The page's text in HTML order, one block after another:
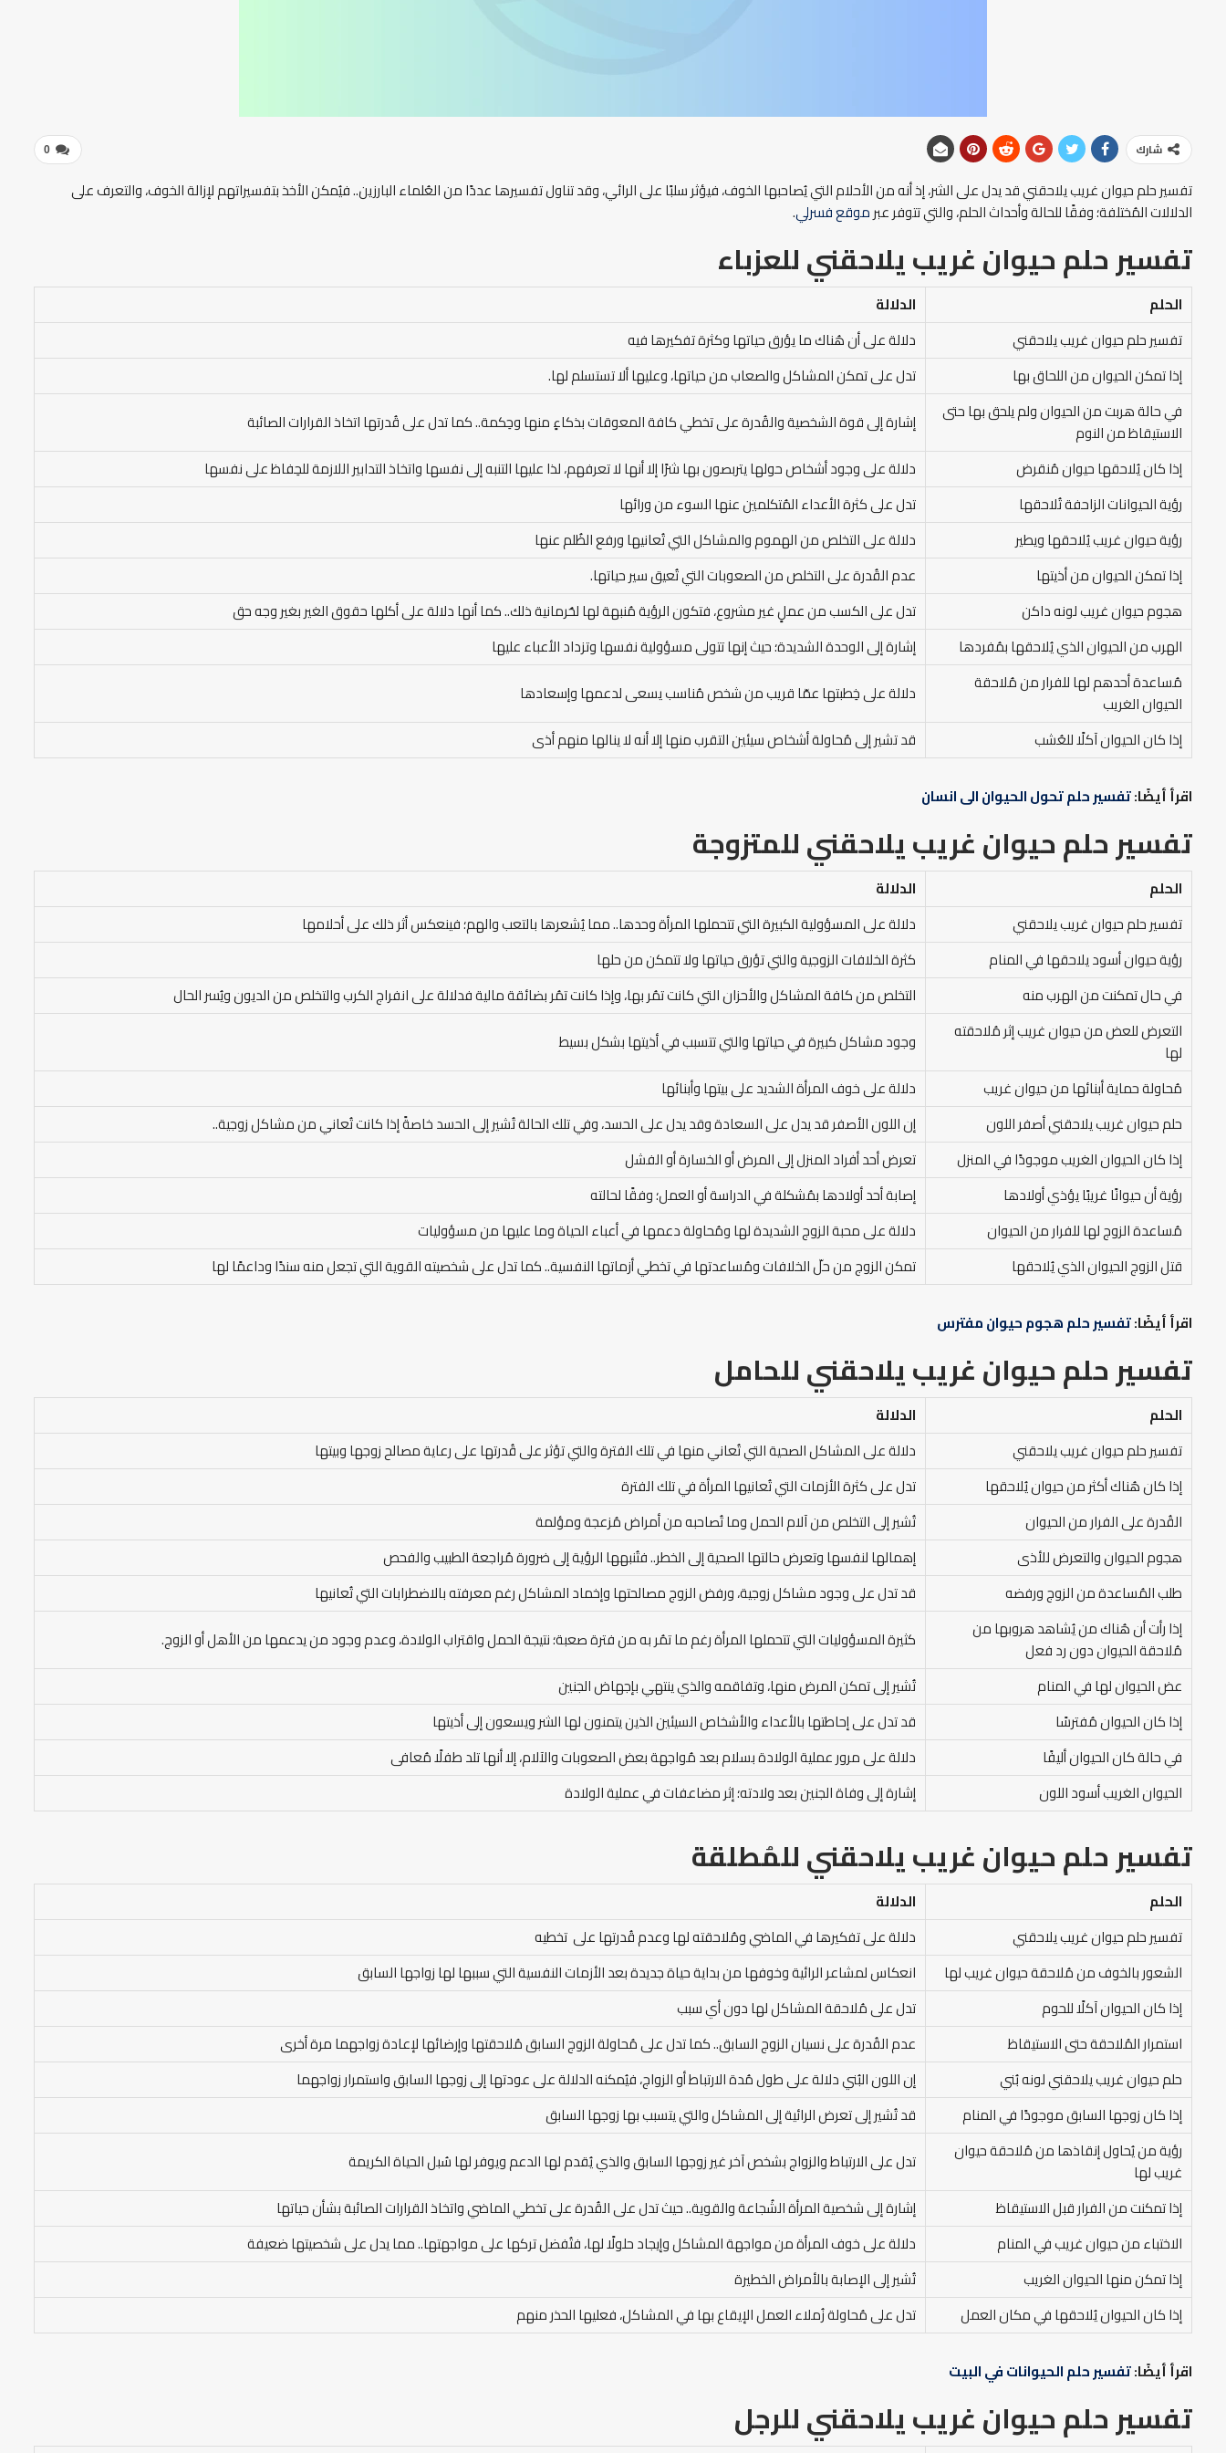
0 شارك
تفسير حلم حيوان غريب يلاحقني قد يدل على الشر، إذ أنه من الأحلام التي يُصاحبها الخوف، فيؤثر سلبًا على الرائي، وقد تناول تفسيرها عددًا من العُلماء البارزين.. فيُمكن الأخذ بتفسيراتهم لإزالة الخوف، والتعرف على
الدلالات المُختلفة؛ وفقًا للحالة وأحداث الحلم، والتي تتوفر عبرموقع فسرلي.
تفسير حلم حيوان غريب يلاحقني للعزباء
الحلم
الدلالة
تفسير حلم حيوان غريب يلاحقني
دلالة على أن هُناك ما يؤرق حياتها وكثرة تفكيرها فيه
إذا تمكن الحيوان من اللحاق بها
تدل على تمكن المشاكل والصعاب من حياتها، وعليها ألا تستسلم لها.
في حالة هربت من الحيوان ولم يلحق بها حتى
الاستيقاظ من النوم
إشارة إلى قوة الشخصية والقُدرة على تخطي كافة المعوقات بذكاءٍ منها وحِكمة.. كما تدل على قُدرتها اتخاذ القرارات الصائبة
إذا كان يُلاحقها حيوان مُنقرض
دلالة على وجود أشخاص حولها يتربصون بها شرًا إلا أنها لا تعرفهم، لذا عليها التنبه إلى نفسها واتخاذ التدابير اللازمة للحِفاظ على نفسها
رؤية الحيوانات الزاحفة تُلاحقها
تدل على كثرة الأعداء المُتكلمين عنها السوء من ورائها
رؤية حيوان غريب يُلاحقها ويطير
دلالة على التخلص من الهموم والمشاكل التي تُعانيها ورفع الظُلم عنها
إذا تمكن الحيوان من أذيتها
عدم القُدرة على التخلص من الصعوبات التي تُعيق سير حياتها.
هجوم حيوان غريب لونه داكن
تدل على الكسب من عملٍ غير مشروع، فتكون الرؤية مُنبهة لها لحُرمانية ذلك.. كما أنها دلالة على أكلها حقوق الغير بغير وجه حق
الهرب من الحيوان الذي يُلاحقها بمُفردها
إشارة إلى الوحدة الشديدة؛ حيث إنها تتولى مسؤولية نفسها وتزداد الأعباء عليها
مُساعدة أحدهم لها للفرار من مُلاحقة
الحيوان الغريب
دلالة على خِطبتها عمّا قريب من شخص مُناسب يسعى لدعمها وإسعادها
إذا كان الحيوان آكلًا للعُشب
قد تشير إلى مُحاولة أشخاص سيئين التقرب منها إلا أنه لا ينالها منهم أذى
اقرأ أيضًا:تفسير حلم تحول الحيوان الى انسان
تفسير حلم حيوان غريب يلاحقني للمتزوجة
الحلم
الدلالة
تفسير حلم حيوان غريب يلاحقني
دلالة على المسؤولية الكبيرة التي تتحملها المرأة وحدها.. مما يُشعرها بالتعب والهم؛ فينعكس أثر ذلك على أحلامها
رؤية حيوان أسود يلاحقها في المنام
كثرة الخلافات الزوجية والتي تؤرق حياتها ولا تتمكن من حلها
في حال تمكنت من الهرب منه
التخلص من كافة المشاكل والأحزان التي كانت تمُر بها، وإذا كانت تمُر بضائقة مالية فدلالة على انفراج الكرب والتخلص من الديون ويُسر الحال
التعرض للعض من حيوان غريب إثر مُلاحقته
لها
وجود مشاكل كبيرة في حياتها والتي تتسبب في أذيتها بشكل بسيط
مُحاولة حماية أبنائها من حيوان غريب
دلالة على خوف المرأة الشديد على بيتها وأبنائها
حلم حيوان غريب يلاحقني أصفر اللون
إن اللون الأصفر قد يدل على السعادة وقد يدل على الحسد، وفي تلك الحالة تُشير إلى الحسد خاصةً إذا كانت تُعاني من مشاكل زوجية..
إذا كان الحيوان الغريب موجودًا في المنزل
تعرض أحد أفراد المنزل إلى المرض أو الخسارة أو الفشل
رؤية أن حيوانًا غريبًا يؤذي أولادها
إصابة أحد أولادها بمُشكلة في الدراسة أو العمل؛ وفقًا لحالته
مُساعدة الزوج لها للفرار من الحيوان
دلالة على محبة الزوج الشديدة لها ومُحاولة دعمها في أعباء الحياة وما عليها من مسؤوليات
قتل الزوج الحيوان الذي يُلاحقها
تمكن الزوج من حلّ الخلافات ومُساعدتها في تخطي أزماتها النفسية.. كما تدل على شخصيته القوية التي تجعل منه سندًا وداعمًا لها
اقرأ أيضًا:تفسير حلم هجوم حيوان مفترس
تفسير حلم حيوان غريب يلاحقني للحامل
الحلم
الدلالة
تفسير حلم حيوان غريب يلاحقني
دلالة على المشاكل الصحية التي تُعاني منها في تلك الفترة والتي تؤثر على قُدرتها على رعاية مصالح زوجها وبيتها
إذا كان هُناك أكثر من حيوان يُلاحقها
تدل على كثرة الأزمات التي تُعانيها المرأة في تلك الفترة
القُدرة على الفرار من الحيوان
تُشير إلى التخلص من آلام الحمل وما تُصاحبه من أمراض مُزعجة ومؤلمة
هجوم الحيوان والتعرض للأذى
إهمالها لنفسها وتعرض حالتها الصحية إلى الخطر.. فتُنبهها الرؤية إلى ضرورة مُراجعة الطبيب والفحص
طلب المُساعدة من الزوج ورفضه
قد تدل على وجود مشاكل زوجية، ورفض الزوج مصالحتها وإخماد المشاكل رغم معرفته بالاضطرابات التي تُعانيها
إذا رأت أن هُناك من يُشاهد هروبها من
مُلاحقة الحيوان دون رد فعل
كثيرة المسؤوليات التي تتحملها المرأة رغم ما تمُر به من فترة صعبة؛ نتيجة الحمل واقتراب الولادة، وعدم وجود من يدعمها من الأهل أو الزوج.
عض الحيوان لها في المنام
تُشير إلى تمكن المرض منها، وتفاقمه والذي ينتهي بإجهاض الجنين
إذا كان الحيوان مُفترسًا
قد تدل على إحاطتها بالأعداء والأشخاص السيئين الذين يتمنون لها الشر ويسعون إلى أذيتها
في حالة كان الحيوان أليفًا
دلالة على مرور عملية الولادة بسلام بعد مُواجهة بعض الصعوبات والآلام، إلا أنها تلد طفلًا مُعافى
الحيوان الغريب أسود اللون
إشارة إلى وفاة الجنين بعد ولادته؛ إثر مضاعفات في عملية الولادة
تفسير حلم حيوان غريب يلاحقني للمُطلقة
الحلم
الدلالة
تفسير حلم حيوان غريب يلاحقني
دلالة على تفكيرها في الماضي ومُلاحقته لها وعدم قُدرتها على تخطيه
الشعور بالخوف من مُلاحقة حيوان غريب لها
انعكاس لمشاعر الرائية وخوفها من بداية حياة جديدة بعد الأزمات النفسية التي سببها لها زواجها السابق
إذا كان الحيوان آكلًا للحوم
تدل على مُلاحقة المشاكل لها دون أي سبب
استمرار المُلاحقة حتى الاستيقاظ
عدم القُدرة على نسيان الزوج السابق.. كما تدل على مُحاولة الزوج السابق مُلاحقتها وإرضائها لإعادة زواجهما مرة أخرى
حلم حيوان غريب يلاحقني لونه بُني
إن اللون البُني دلالة على طول مُدة الارتباط أو الزواج، فيُمكنه الدلالة على عودتها إلى زوجها السابق واستمرار زواجهما
إذا كان زوجها السابق موجودًا في المنام
قد تُشير إلى تعرض الرائية إلى المشاكل والتي يتسبب بها زوجها السابق
رؤية من يُحاول إنقاذها من مُلاحقة حيوان
غريب لها
تدل على الارتباط والزواج بشخص آخر غير زوجها السابق والذي يُقدم لها الدعم ويوفر لها سُبل الحياة الكريمة
إذا تمكنت من الفرار قبل الاستيقاظ
إشارة إلى شخصية المرأة الشُجاعة والقوية.. حيث تدل على القُدرة على تخطي الماضي واتخاذ القرارات الصائبة بشأن حياتها
الاختباء من حيوان غريب في المنام
دلالة على خوف المرأة من مواجهة المشاكل وإيجاد حلولًا لها، فتُفضل تركها على مواجهتها.. مما يدل على شخصيتها ضعيفة
إذا تمكن منها الحيوان الغريب
تُشير إلى الإصابة بالأمراض الخطيرة
إذا كان الحيوان يُلاحقها في مكان العمل
تدل على مُحاولة زُملاء العمل الإيقاع بها في المشاكل، فعليها الحذر منهم
اقرأ أيضًا:تفسير حلم الحيوانات في البيت
تفسير حلم حيوان غريب يلاحقني للرجل